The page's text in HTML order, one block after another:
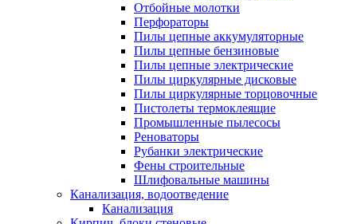
Отбойные молотки
Перфораторы
Пилы цепные аккумуляторные
Пилы цепные бензиновые
Пилы цепные электрические
Пилы циркулярные дисковые
Пилы циркулярные торцовочные
Пистолеты термоклеящие
Промышленные пылесосы
Реноваторы
Рубанки электрические
Фены строительные
Шлифовальные машины
Канализация, водоотведение
Канализация